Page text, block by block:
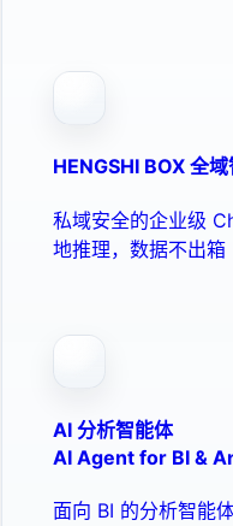
HENGSHI BOX 全
私域安全的企业级
地推理，数据不出箱
AI 分析智能体
AI Agent for BI &
面向 BI 的分析智能